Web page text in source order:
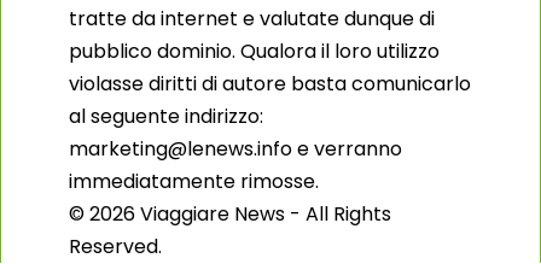
tratte da internet e valutate dunque di
pubblico dominio. Qualora il loro utilizzo
violasse diritti di autore basta comunicarlo
al seguente indirizzo:
marketing@lenews.info e verranno
immediatamente rimosse.
© 2026 Viaggiare News - All Rights
Reserved.